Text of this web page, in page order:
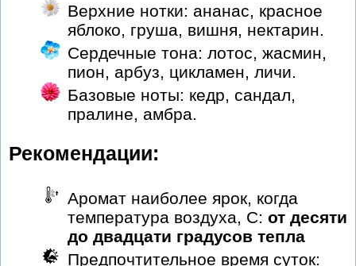
Верхние нотки: ананас, красное
яблоко, груша, вишня, нектарин.
Сердечные тона: лотос, жасмин,
пион, арбуз, цикламен, личи.
Базовые ноты: кедр, сандал,
пралине, амбра.
Рекомендации:
Аромат наиболее ярок, когда
температура воздуха, С: от десяти
до двадцати градусов тепла
Предпочтительное время суток: